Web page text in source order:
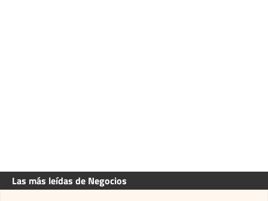
Las más leídas de Negocios